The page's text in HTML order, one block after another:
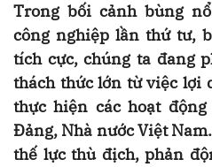
Trong bối cảnh bùng
công nghiệp lần thứ tư,
tích cực, chúng ta đang
thách thức lớn từ việc lợi
thực hiện các hoạt
Đảng, Nhà nước Việt
thế lực thù địch, phản